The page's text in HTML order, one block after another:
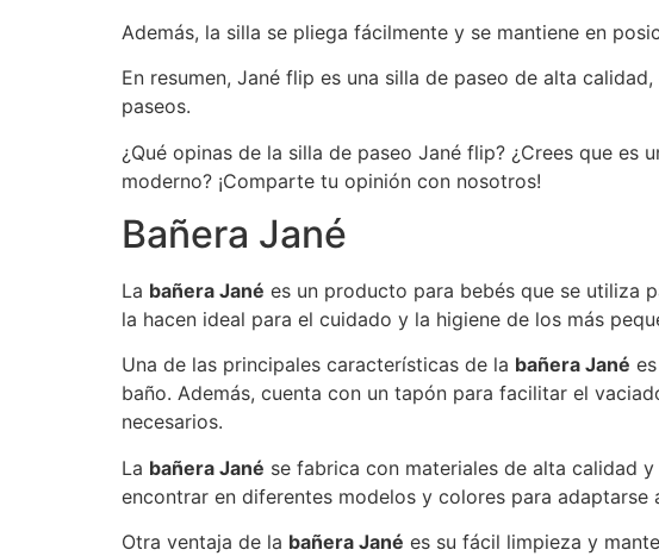
Además, la silla se pliega fácilmente y se mantiene en
En resumen, Jané flip es una silla de paseo de alta
paseos.
¿Qué opinas de la silla de paseo Jané flip? ¿Crees que
moderno? ¡Comparte tu opinión con nosotros!
Bañera Jané
La bañera Jané es un producto para bebés que se utiliza
la hacen ideal para el cuidado y la higiene de los más
Una de las principales características de la bañera Jané
baño. Además, cuenta con un tapón para facilitar el
necesarios.
La bañera Jané se fabrica con materiales de alta calidad
encontrar en diferentes modelos y colores para adaptarse
Otra ventaja de la bañera Jané es su fácil limpieza y